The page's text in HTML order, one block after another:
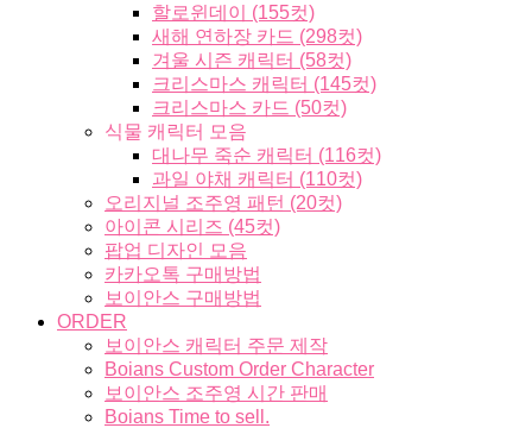
할로윈데이 (155컷)
새해 연하장 카드 (298컷)
겨울 시즌 캐릭터 (58컷)
크리스마스 캐릭터 (145컷)
크리스마스 카드 (50컷)
식물 캐릭터 모음
대나무 죽순 캐릭터 (116컷)
과일 야채 캐릭터 (110컷)
오리지널 조주영 패턴 (20컷)
아이콘 시리즈 (45컷)
팝업 디자인 모음
카카오톡 구매방법
보이안스 구매방법
ORDER
보이안스 캐릭터 주문 제작
Boians Custom Order Character
보이안스 조주영 시간 판매
Boians Time to sell.